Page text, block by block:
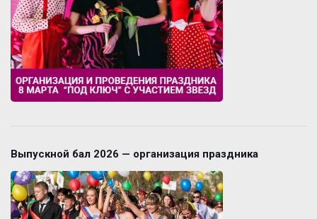
Выпускной бал 2026 — организация праздника